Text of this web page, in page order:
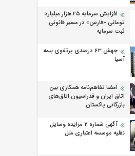
افزایش سرمایه ۲۵ هزار میلیارد
تومانی «فارس» در مسیر قانونی
ثبت سرمایه
جهش ۶۳ درصدی پرتفوی بیمه
آسیا
امضا تفاهم‌نامه همکاری بین
اتاق ایران و فدراسیون اتاق‌های
بازرگانی پاکستان
آگهی شماره 2 مزایده وسایل
نقلیه موسسه اعتباری ملل